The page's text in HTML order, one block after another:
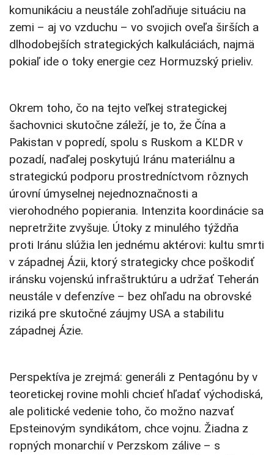
komunikáciu a neustále zohľadňuje situáciu na
zemi – aj vo vzduchu – vo svojich oveľa širších a
dlhodobejších strategických kalkuláciách, najmä
pokiaľ ide o toky energie cez Hormuzský prieliv.
Okrem toho, čo na tejto veľkej strategickej
šachovnici skutočne záleží, je to, že Čína a
Pakistan v popredí, spolu s Ruskom a KĽDR v
pozadí, naďalej poskytujú Iránu materiálnu a
strategickú podporu prostredníctvom rôznych
úrovní úmyselnej nejednoznačnosti a
vierohodného popierania. Intenzita koordinácie sa
nepretržite zvyšuje. Útoky z minulého týždňa
proti Iránu slúžia len jednému aktérovi: kultu smrti
v západnej Ázii, ktorý strategicky chce poškodiť
iránsku vojenskú infraštruktúru a udržať Teherán
neustále v defenzíve – bez ohľadu na obrovské
riziká pre skutočné záujmy USA a stabilitu
západnej Ázie.
Perspektíva je zrejmá: generáli z Pentagónu by v
teoretickej rovine mohli chcieť hľadať východiská,
ale politické vedenie toho, čo možno nazvať
Epsteinovým syndikátom, chce vojnu. Žiadna z
ropných monarchií v Perzskom zálive – s